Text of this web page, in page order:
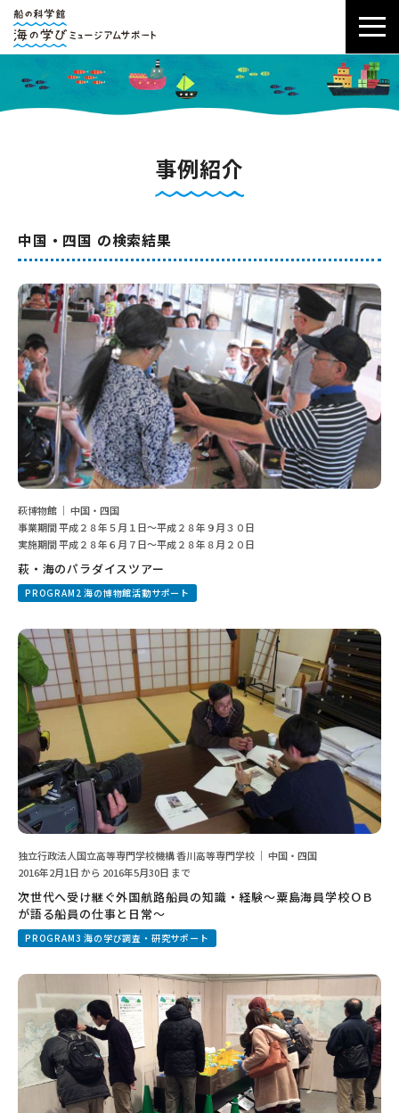
事例紹介
中国・四国 の検索結果
萩博物館 ｜ 中国・四国
事業期間 平成２８年５月１日〜平成２８年９月３０日
実施期間 平成２８年６月７日〜平成２８年８月２０日
萩・海のパラダイスツアー
PROGRAM2 海の博物館活動サポート
独立行政法人国立高等専門学校機構 香川高等専門学校 ｜ 中国・四国
2016年2月1日 から 2016年5月30日 まで
次世代へ受け継ぐ外国航路船員の知識・経験～粟島海員学校ＯＢ
が語る船員の仕事と日常～
PROGRAM3 海の学び調査・研究サポート